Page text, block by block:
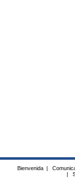
Bienvenida |
|